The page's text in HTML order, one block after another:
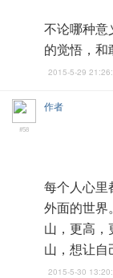
不论哪种意
的觉悟，和
2015-5-29
作者
#58
每个人心里
外面的世界
山，更高
山，想让自
2015-5-30